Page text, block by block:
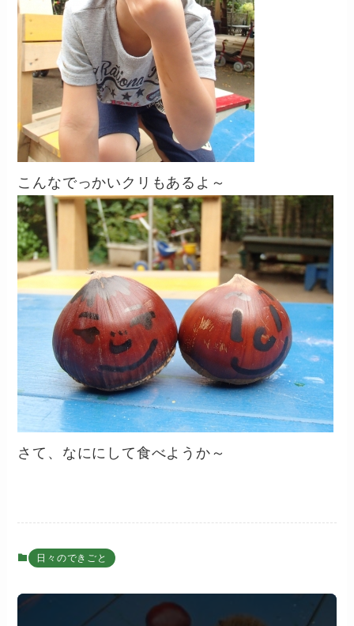
こんなでっかいクリもあるよ～
さて、なににして食べようか～
日々のできごと